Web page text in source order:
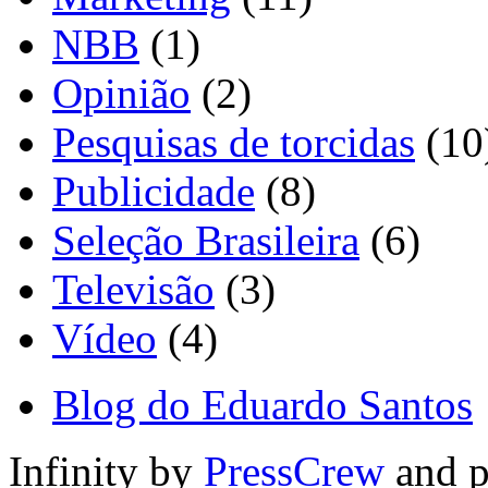
NBB (1)
Opinião (2)
Pesquisas de torcidas
Publicidade (8)
Seleção Brasileira (6)
Televisão (3)
Vídeo (4)
Blog do Eduardo Santos
Infinity by PressCrew and